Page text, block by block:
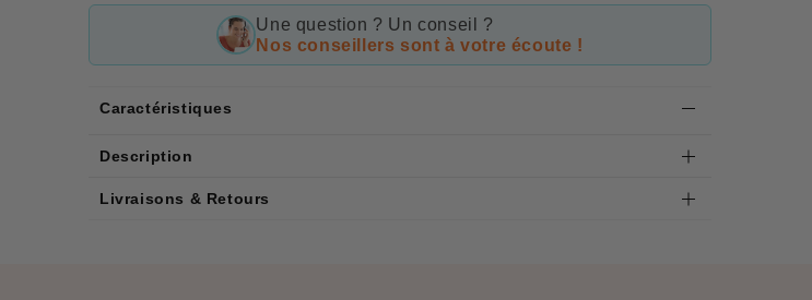
Une question ? Un conseil ?
Nos conseillers sont à votre écoute !
Caractéristiques
Description
Livraisons & Retours